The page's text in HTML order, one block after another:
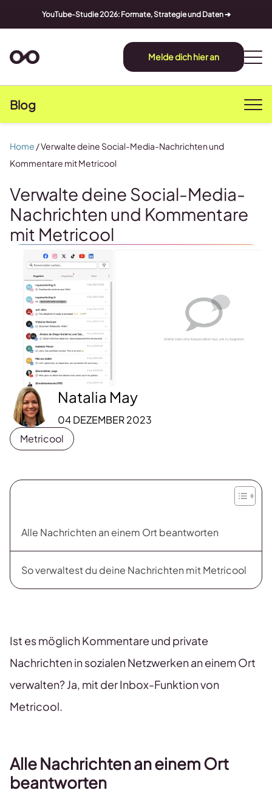
YouTube-Studie 2026: Formate, Strategie und Daten ➔
Melde dich hier an
Blog
Verwalte deine Social-Media-
Nachrichten und Kommentare
mit Metricool
Natalia May
04 DEZEMBER 2023
Metricool
Home /Verwalte deine Social-Media-Nachrichten und
Kommentare mit Metricool
Alle Nachrichten an einem Ort beantworten
So verwaltest du deine Nachrichten mit Metricool
Ist es möglich Kommentare und private
Nachrichten in sozialen Netzwerken an einem Ort
verwalten? Ja, mit der Inbox-Funktion von
Metricool.
Alle Nachrichten an einem Ort
beantworten